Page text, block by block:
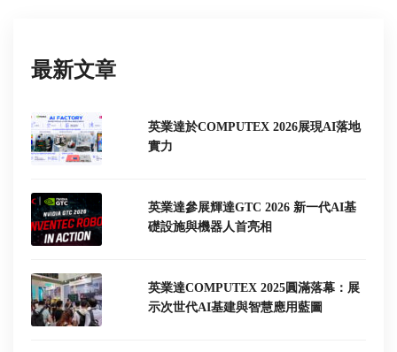
最新文章
英業達於COMPUTEX 2026展現AI落地
實力
英業達參展輝達GTC 2026 新一代AI基
礎設施與機器人首亮相
英業達COMPUTEX 2025圓滿落幕：展
示次世代AI基建與智慧應用藍圖